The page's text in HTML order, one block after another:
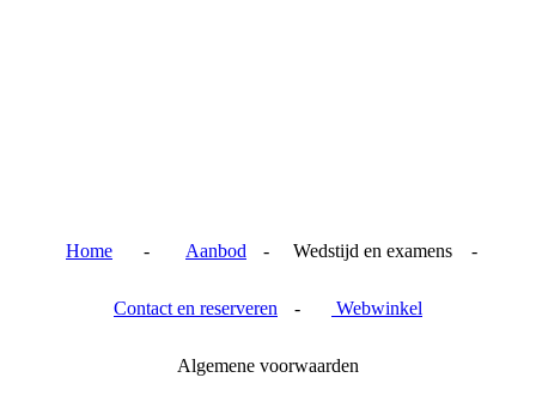
Home - Aanbod - Wedstijd en examens -
Contact en reserveren - Webwinkel
Algemene voorwaarden